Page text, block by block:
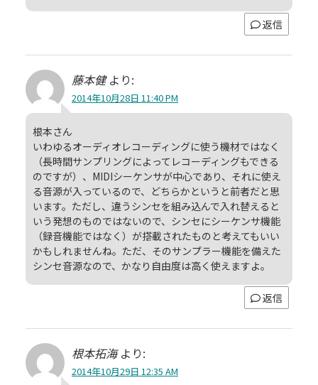
返信
藤本健 より:
2014年10月28日 11:40 PM
根本さん
いわゆるオーディオレコーディングに使う機材ではなく
（長時間サンプリングによってレコーディングもできる
のですが）、MIDIシーケンサが中心であり、それに使え
る音源が入っているので、どちらかというと前者だと思
います。ただし、違うシンセを組み込んで入れ替えると
いう発想のものではないので、シンセにシーケンサ機能
（録音機能ではなく）が搭載されたものと考えてもいい
かもしれませんね。ただ、そのサンプラー機能を備えた
シンセ音源なので、かなり自由度は高く使えますよ。
返信
根本拓海 より:
2014年10月29日 12:35 AM